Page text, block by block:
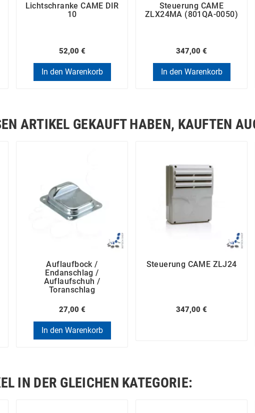
Lichtschranke CAME DIR
10
52,00 €
In den Warenkorb
Steuerung CAME
ZLX24MA (801QA-0050)
347,00 €
In den Warenkorb
ARTIKEL GEKAUFT HABEN, KAUFTEN
Auflaufbock /
Endanschlag /
Auflaufschuh /
Toranschlag
27,00 €
In den Warenkorb
Steuerung CAME ZLJ24
347,00 €
IN DER GLEICHEN KATEGORIE: